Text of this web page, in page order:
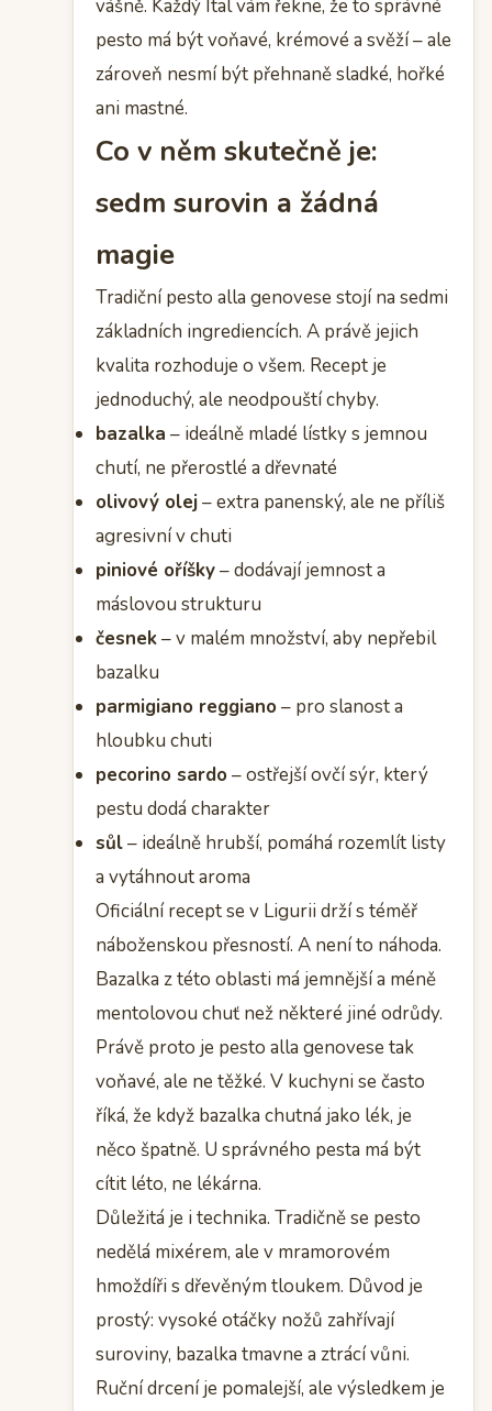
vášně. Každý Ital vám řekne, že to správné
pesto má být voňavé, krémové a svěží – ale
zároveň nesmí být přehnaně sladké, hořké
ani mastné.
Co v něm skutečně je:
sedm surovin a žádná
magie
Tradiční pesto alla genovese stojí na sedmi
základních ingrediencích. A právě jejich
kvalita rozhoduje o všem. Recept je
jednoduchý, ale neodpouští chyby.
bazalka – ideálně mladé lístky s jemnou
chutí, ne přerostlé a dřevnaté
olivový olej– extra panenský, ale ne příliš
agresivní v chuti
piniové oříšky– dodávají jemnost a
máslovou strukturu
česnek– v malém množství, aby nepřebil
bazalku
parmigiano reggiano– pro slanost a
hloubku chuti
pecorino sardo– ostřejší ovčí sýr, který
pestu dodá charakter
sůl– ideálně hrubší, pomáhá rozemlít listy
a vytáhnout aroma
Oficiální recept se v Ligurii drží s téměř
náboženskou přesností. A není to náhoda.
Bazalka z této oblasti má jemnější a méně
mentolovou chuť než některé jiné odrůdy.
Právě proto je pesto alla genovese tak
voňavé, ale ne těžké. V kuchyni se často
říká, že když bazalka chutná jako lék, je
něco špatně. U správného pesta má být
cítit léto, ne lékárna.
Důležitá je i technika. Tradičně se pesto
nedělá mixérem, ale v mramorovém
hmoždíři s dřevěným tloukem. Důvod je
prostý: vysoké otáčky nožů zahřívají
suroviny, bazalka tmavne a ztrácí vůni.
Ruční drcení je pomalejší, ale výsledkem je